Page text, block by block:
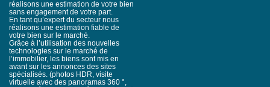
exceptional natural setting, this magnificent 357 m² Provençal
bastide is part of an exclusive, private, and secure estate
comprising only six residences. Each property enjoys a
generous 1.5-hectare plot, ensuring absolute privacy and
tranquility. Built in 2002 with noble materials sourced from the
Luberon region, this character home enchants with its
authenticity, generous volumes, and understated refinement.
Warm and luminous interiors Upon entering, a grand hall
welcomes you and leads to a double living room featuring a
réalisons une estimation de votre bien
sans engagement de votre part.
En tant qu’expert du secteur nous
réalisons une estimation fiable de
votre bien sur le marché.
Grâce à l’utilisation des nouvelles
technologies sur le marché de
l’immobilier, les biens sont mis en
avant sur les annonces des sites
spécialisés. (photos HDR, visite
virtuelle avec des panoramas 360 °,